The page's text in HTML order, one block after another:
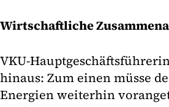
Wirtschaftliche
VKU-
hinaus: Zum einen müsse
Energien weiterhin